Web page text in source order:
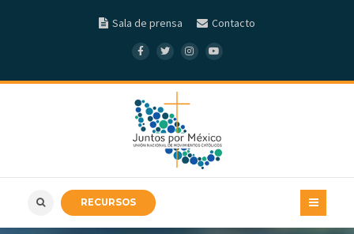
Sala de prensa Contacto
RECURSOS